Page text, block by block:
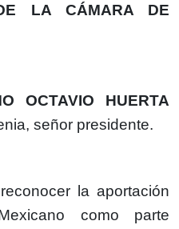
LA CÁMARA DE
OCTAVIO HUERTA
señor presidente.
la aportación
como parte